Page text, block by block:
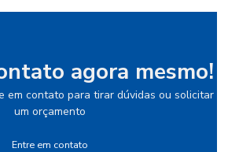
agora mesmo!
em contato para tirar dúvidas ou solicitar
um orçamento
Entre em contato